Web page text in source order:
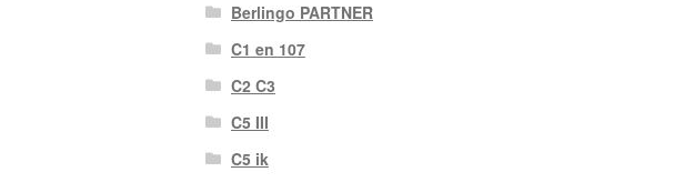
Berlingo PARTNER
C1 en 107
C2 C3
C5 III
C5 ik